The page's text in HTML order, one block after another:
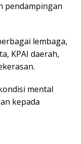
pendampingan
lembaga,
KPAI daerah,
mental
kepada